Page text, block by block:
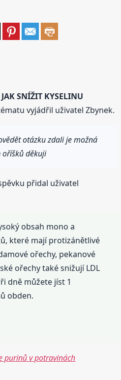
JAK SNÍŽIT KYSELINU
vyjádřil uživatel Zbynek.
otázku zdali je možná
oříšků děkuji
přidal uživatel
obsah mono a
které mají protizánětlivé
ořechy, pekanové
ořechy také snižují LDL
dně můžete jíst 1
obden.
purinů v potravinách